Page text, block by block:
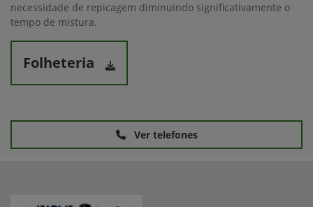
necessidade de repicagem diminuindo significativamente o
tempo de mistura.
Folheteria
Ver telefones